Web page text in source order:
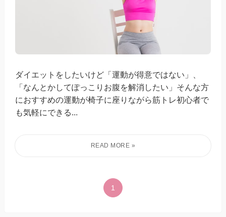
ダイエットをしたいけど「運動が得意ではない」、
「なんとかしてぽっこりお腹を解消したい」そんな方
におすすめの運動が椅子に座りながら筋トレ初心者で
も気軽にできる...
1